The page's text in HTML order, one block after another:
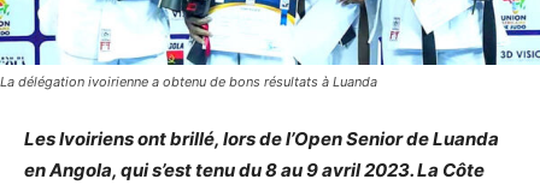
La délégation ivoirienne a obtenu de bons résultats à Luanda
Les Ivoiriens ont brillé, lors de l’Open Senior de Luanda
en Angola, qui s’est tenu du 8 au 9 avril 2023. La Côte